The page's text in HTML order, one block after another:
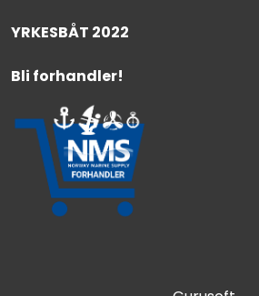
YRKESBÅT 2022
Bli forhandler!